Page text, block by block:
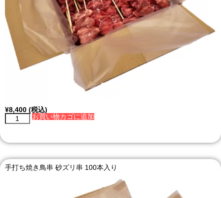
¥8,400 (税込)
お買い物カゴに追加
手打ち焼き鳥串 砂ズリ串 100本入り